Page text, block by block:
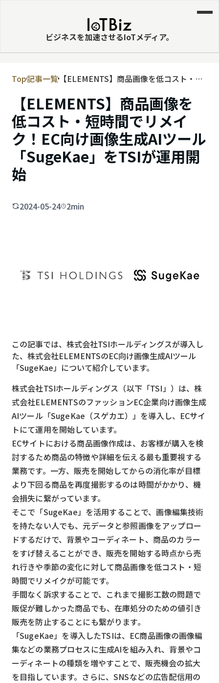
ビジネスを加速させるIoTメディア。
MVNE
エッジ
LPWA
DaaS
IaaS
PaaS
VPN
スマート〇〇
スマート農業
ドローン
ロボット
スマート物流
IoT
DX
ニュース
デジタルサイネージ
カメラ
Wi-Fi
SaaS
AI
おすすめ
SIM
スマホ
リセット
検索する
Top記事一覧【ELEMENTS】商品画像を低コスト・短
ル「SugeKae」をTSIが運用開始
【ELEMENTS】商品画像を
低コスト・短時間でリメイ
ク！EC向け画像生成AIツール
「SugeKae」をTSIが運用開
始
2024-05-24 2min
この記事では、株式会社TSIホールディングスが導入し
た、株式会社ELEMENTSのEC向け画像生成AIツール
「SugeKae」について紹介しています。
株式会社TSIホールディングス（以下「TSI」）は、株
式会社ELEMENTSのファッションEC企業向け画像生成
AIツール「SugeKae（スゲカエ）」を導入し、ECサイ
トにて運用を開始しています。
ECサイトにおける商品画像作成は、お客様が購入を検
討するため商品の特徴や詳細を伝える最も重要視する
業務です。一方、販売を開始してからの消化率が目標
より下回る商品を再度撮影するのは時間がかかり、機
会損失に繋がっています。
そこで「SugeKae」を活用することで、画像編集技術
を持たない人でも、元データと参照画像をアップロー
ドするだけで、背景やコーディネート、商品のカラー
をすげ替えることができ、販売を開始する時点から売
れ行きや季節の変化に対して商品画像を低コスト・短
時間でリメイクが可能です。
手間なく訴求することで、これまで撮影工数の問題で
販促が難しかった商品でも、在庫処分のための値引き
販売を防止することにも繋がります。
「SugeKae」を導入したTSIは、EC商品画像の画像編
集などの業務プロセスに生成AIを組み入れ、背景やコ
ーディネートの種類を増やすことで、販売機会の拡大
を目指しています。さらに、SNSなどの広告配信用の